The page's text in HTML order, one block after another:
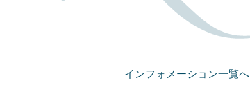
インフォメーション一覧へ